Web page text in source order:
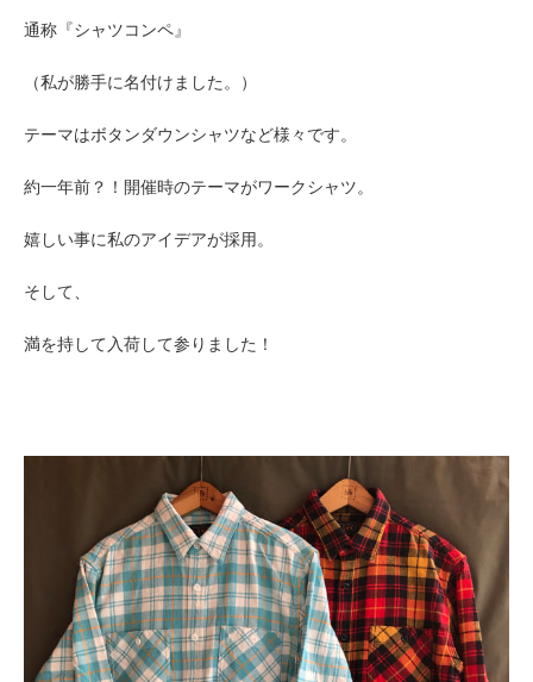
通称『シャツコンペ』
（私が勝手に名付けました。）
テーマはボタンダウンシャツなど様々です。
約一年前？！開催時のテーマがワークシャツ。
嬉しい事に私のアイデアが採用。
そして、
満を持して入荷して参りました！